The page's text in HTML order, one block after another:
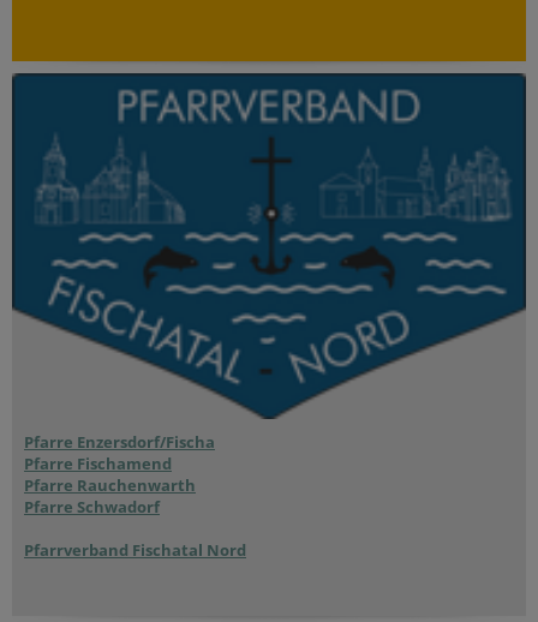
Pfarre Enzersdorf/Fischa
Pfarre Fischamend
Pfarre Rauchenwarth
Pfarre Schwadorf
Pfarrverband Fischatal Nord